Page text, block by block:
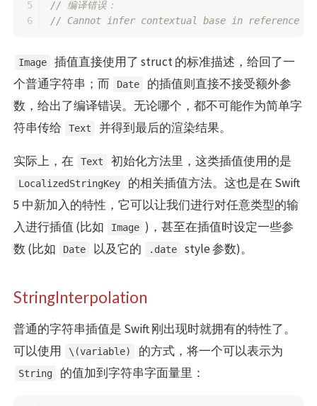
5
// 编译错误：
// Cannot infer contextual base in reference to
Image
插值直接使用了 struct 的标准描述，给回了一
个普通字符串；而
Date
的插值则直接不接受额外参
数，给出了编译错误。无论哪个，都不可能作为简单字
符串传给
Text 并得到最后的渲染结果。
实际上，在 Text 初始化方法里，这类插值使用的是
LocalizedStringKey
的相关插值方法。这也是在 Swift
5 中新加入的特性，它可以让我们进行对任意类型的输
入进行插值 (比如
Image )，甚至在插值时设定一些参
数 (比如
Date 以及它的 .date style 参数)。
StringInterpolation
普通的字符串插值是 Swift 刚出现时就拥有的特性了。
可以使用
\(variable) 的方式，将一个可以表示为
String 的值加到字符串字面量里：